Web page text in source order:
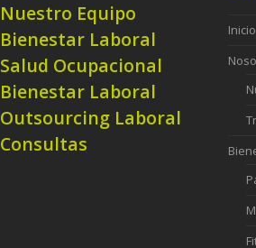
Nuestro Equipo
Bienestar Laboral
Salud Ocupacional
Bienestar Laboral
Outsourcing Laboral
Consultas
Inicio